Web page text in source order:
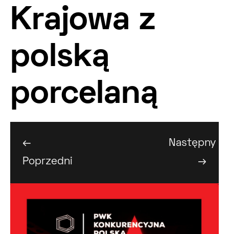
Krajowa z
polską
porcelaną
←
Poprzedni
Następny
→